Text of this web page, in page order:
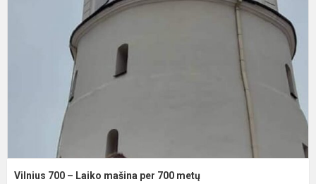
Vilnius 700 – Laiko mašina per 700 metų